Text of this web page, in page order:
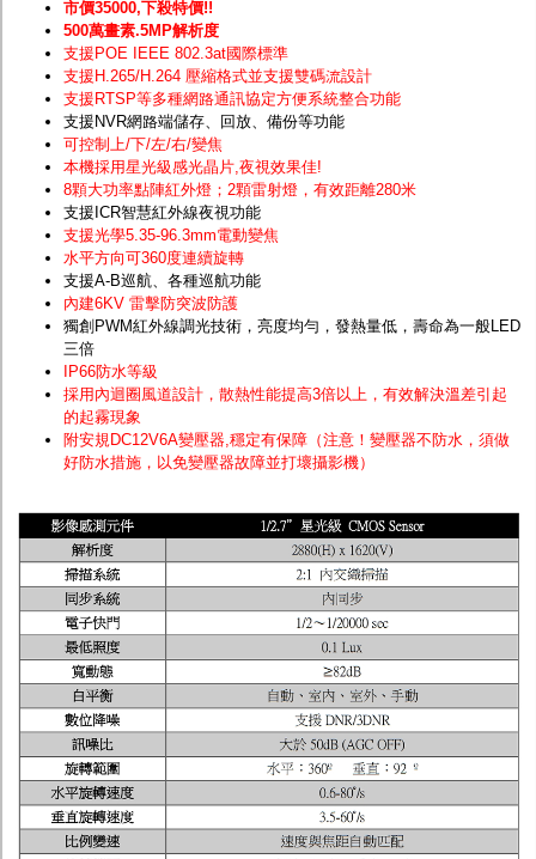
市價35000,下殺特價!!
500萬畫素.5MP解析度
支援POE IEEE 802.3at國際標準
支援H.265/H.264 壓縮格式並支援雙碼流設計
支援RTSP等多種網路通訊協定方便系統整合功能
支援NVR網路端儲存、回放、備份等功能
可控制上/下/左/右/變焦
本機採用星光級感光晶片,夜視效果佳!
8顆大功率點陣紅外燈；2顆雷射燈，有效距離280米
支援ICR智慧紅外線夜視功能
支援光學5.35-96.3mm電動變焦
水平方向可360度連續旋轉
支援A-B巡航、各種巡航功能
內建6KV 雷擊防突波防護
獨創PWM紅外線調光技術，亮度均勻，發熱量低，壽命為一般LED
三倍
IP66防水等級
採用內迴圈風道設計，散熱性能提高3倍以上，有效解決溫差引起
的起霧現象
附安規DC12V6A變壓器,穩定有保障（注意！變壓器不防水，須做
好防水措施，以免變壓器故障並打壞攝影機）